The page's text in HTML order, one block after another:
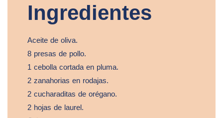
Ingredientes
Aceite de oliva.
8 presas de pollo.
1 cebolla cortada en pluma.
2 zanahorias en rodajas.
2 cucharaditas de orégano.
2 hojas de laurel.